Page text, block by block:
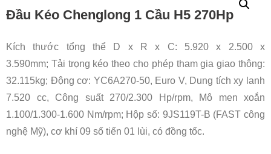
Đầu Kéo Chenglong 1 Cầu H5 270Hp
Kích thước tổng thể D x R x C: 5.920 x 2.500 x
3.590mm; Tải trọng kéo theo cho phép tham gia giao thông:
32.115kg; Động cơ: YC6A270-50, Euro V, Dung tích xy lanh
7.520 cc, Công suất 270/2.300 Hp/rpm, Mô men xoắn
1.100/1.300-1.600 Nm/rpm; Hộp số: 9JS119T-B (FAST công
nghệ Mỹ), cơ khí 09 số tiến 01 lùi, có đồng tốc.